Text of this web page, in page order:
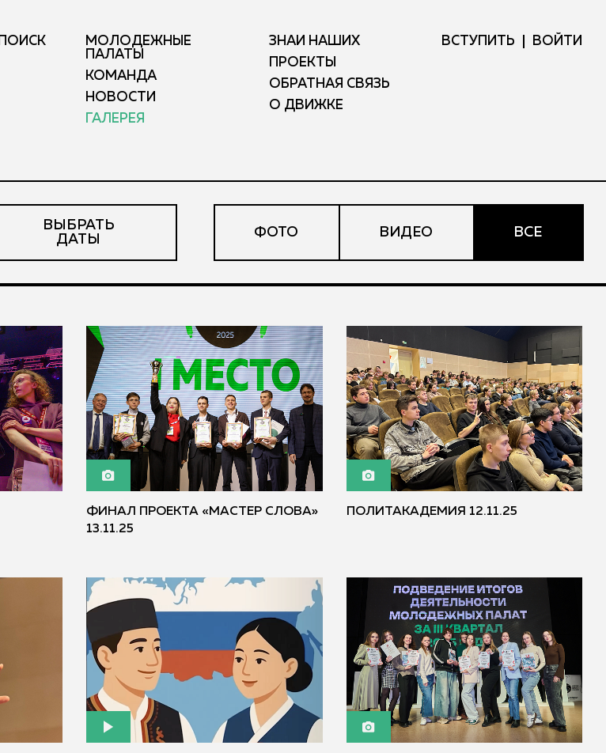
ПОИСК
МОЛОДЕЖНЫЕ
ПАЛАТЫ
КОМАНДА
НОВОСТИ
ГАЛЕРЕЯ
ЗНАЙ НАШИХ
ПРОЕКТЫ
ОБРАТНАЯ СВЯЗЬ
О ДВИЖКЕ
ВСТУПИТЬ ВОЙТИ
ВЫБРАТЬ
ДАТЫ
ФОТО ВИДЕО ВСЕ
ФИНАЛ ПРОЕКТА «МАСТЕР СЛОВА»
13.11.25
ПОЛИТАКАДЕМИЯ 12.11.25